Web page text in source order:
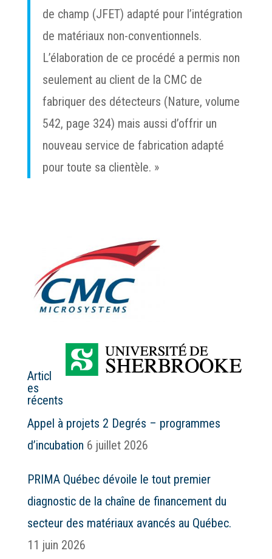
de champ (JFET) adapté pour l’intégration
de matériaux non-conventionnels.
L’élaboration de ce procédé a permis non
seulement au client de la CMC de
fabriquer des détecteurs (Nature, volume
542, page 324) mais aussi d’offrir un
nouveau service de fabrication adapté
pour toute sa clientèle. »
Articl
es
récents
Appel à projets 2 Degrés – programmes
d’incubation 6 juillet 2026
PRIMA Québec dévoile le tout premier
diagnostic de la chaîne de financement du
secteur des matériaux avancés au Québec.
11 juin 2026